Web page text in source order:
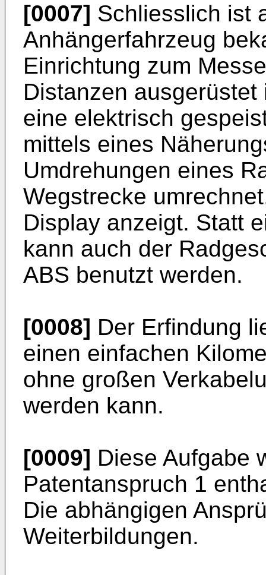
[0007] Schliesslich ist
Anhängerfahrzeug
Einrichtung zum
Distanzen
eine elektrisch
mittels eines
Umdrehungen eines
Wegstrecke
Display anzeigt. Statt
kann auch der
ABS benutzt werden.
[0008] Der Erfindung
einen einfachen
ohne großen
werden kann.
[0009] Diese Aufgabe
Patentanspruch 1
Die abhängigen
Weiterbildungen.